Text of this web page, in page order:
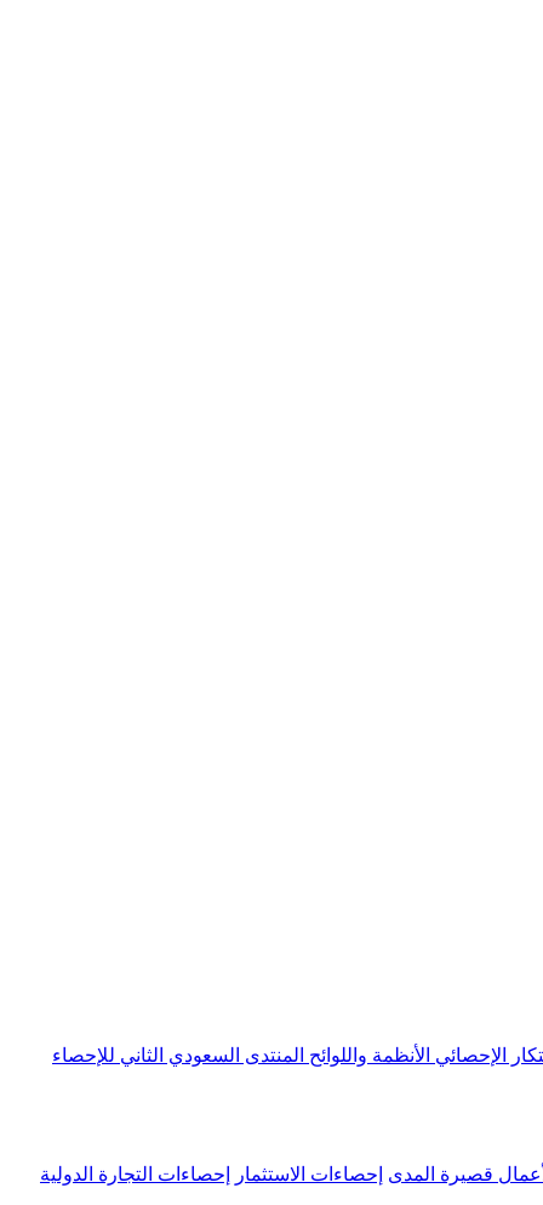
الإحصائي الأنظمة واللوائح المنتدى السعودي الثاني للإحصاء
قصيرة المدى إحصاءات الاستثمار إحصاءات التجارة الدولية